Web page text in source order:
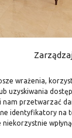
wrażenia,
uzyskiwania
przetwarzać
identyfikatory na
w luksusowym